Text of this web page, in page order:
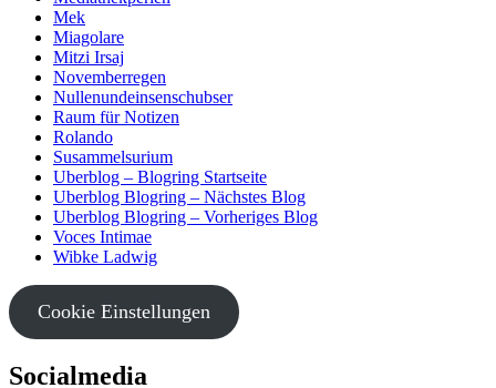
Mek
Miagolare
Mitzi Irsaj
Novemberregen
Nullenundeinsenschubser
Raum für Notizen
Rolando
Susammelsurium
Uberblog – Blogring Startseite
Uberblog Blogring – Nächstes Blog
Uberblog Blogring – Vorheriges Blog
Voces Intimae
Wibke Ladwig
Cookie Einstellungen
Socialmedia